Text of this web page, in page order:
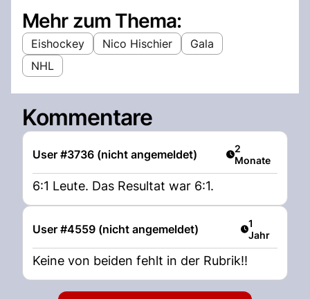
Mehr zum Thema:
Eishockey Nico Hischier
Gala
NHL
Kommentare
User #3736 (nicht angemeldet) Artikel
2
Monate
6:1 Leute. Das Resultat war 6:1.
User #4559 (nicht angemeldet) Artikel
1
Jahr
Keine von beiden fehlt in der Rubrik!!